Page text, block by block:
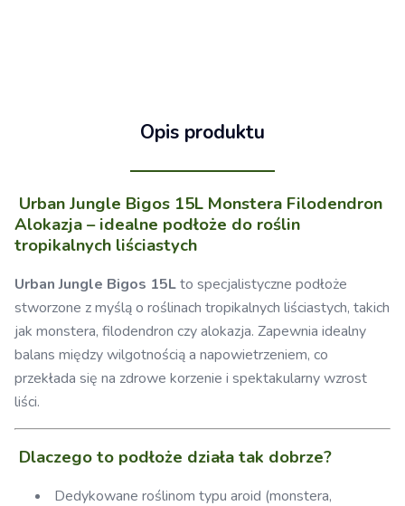
Opis produktu
Urban Jungle Bigos 15L Monstera Filodendron
Alokazja – idealne podłoże do roślin
tropikalnych liściastych
Urban Jungle Bigos 15Lto specjalistyczne podłoże
stworzone z myślą o roślinach tropikalnych liściastych, takich
jak monstera, filodendron czy alokazja. Zapewnia idealny
balans między wilgotnością a napowietrzeniem, co
przekłada się na zdrowe korzenie i spektakularny wzrost
liści.
Dlaczego to podłoże działa tak dobrze?
Dedykowane roślinom typu aroid (monstera,